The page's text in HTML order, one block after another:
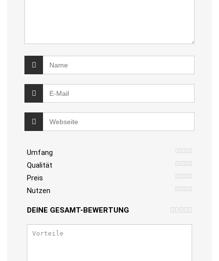
Umfang
Qualität
Preis
Nutzen
DEINE GESAMT-BEWERTUNG